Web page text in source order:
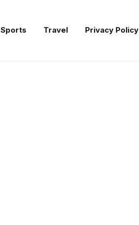
Sports Travel Privacy Policy